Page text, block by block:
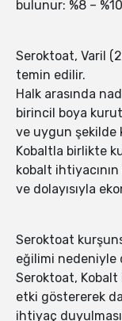
bulunur: %8 –
Seroktoat, Varil
temin edilir.
Halk arasında
birincil boya
ve uygun şekilde
Kobaltla birlikte
kobalt
ve dolayısıyla
Seroktoat
eğilimi nedeniyle
Seroktoat, Kobalt
etki göstererek
ihtiyaç